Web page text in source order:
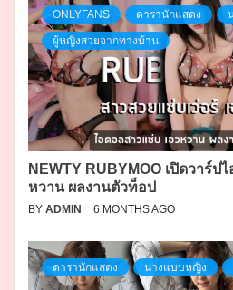
ONLYFANS ดารานักแสดง
ผู้หญิงสวยจากทางบ้าน
NEWTY RUBYMOO เปิดวาร์ป
หวาน ผลงานตัวท็อป
BY ADMIN 6 MONTHS AGO
ดารานักแสดง นางแบบหญิง